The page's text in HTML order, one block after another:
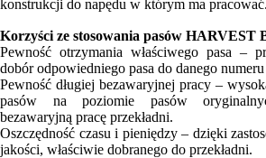
konstrukcji do napędu w którym ma pracować.
Korzyści ze stosowania pasów HARVEST
Pewność otrzymania właściwego pasa –
dobór odpowiedniego pasa do danego
Pewność długiej bezawaryjnej pracy –
pasów na poziomie pasów
bezawaryjną pracę przekładni.
Oszczędność czasu i pieniędzy – dzięki
jakości, właściwie dobranego do przekładni.